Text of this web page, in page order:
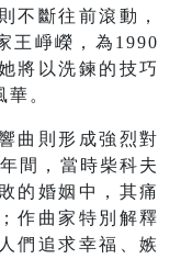
不斷往前滾動，
王崢嶸，為1990
將以洗鍊的技巧
。
曲則形成強烈對
間，當時柴科夫
的婚姻中，其痛
作曲家特別解釋
們追求幸福、嫉